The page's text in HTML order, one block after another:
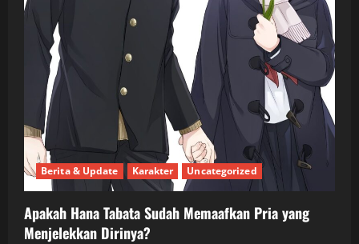
Berita & Update Karakter Uncategorized
Apakah Hana Tabata Sudah Memaafkan Pria yang
Menjelekkan Dirinya?